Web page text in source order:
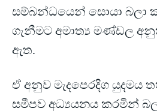
සම්බන්ධයෙන් සොයා බලා
ගැනීමට අමාත්‍ය මණ්ඩල
ඇත.
ඒ අනුව මැදපෙරදිග යුදමය
සමීපව අධ්‍යයනය කරමින්